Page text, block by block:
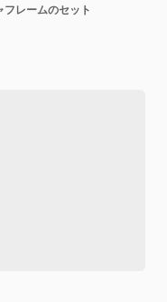
レームのセット